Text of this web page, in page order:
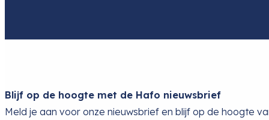
Blijf op de hoogte met de Hafo nieuwsbrief
Meld je aan voor onze nieuwsbrief en blijf op de hoogte